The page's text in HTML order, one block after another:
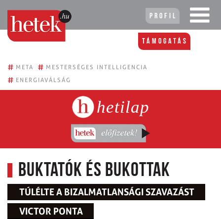
Profil
Támogatás
# META # MESTERSÉGES INTELLIGENCIA
# ENERGIAVÁLSÁG
hetilap
Buktatók és bukottak
TÚLÉLTE A BIZALMATLANSÁGI SZAVAZÁST
VICTOR PONTA